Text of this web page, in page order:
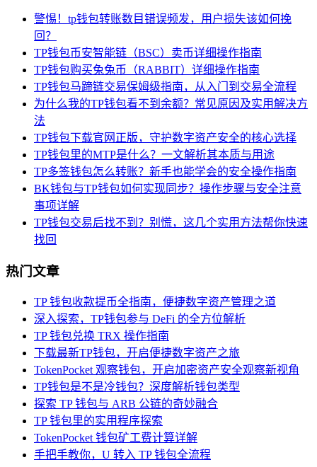
警惕！tp钱包转账数目错误频发，用户损失该如何挽
回？
TP钱包币安智能链（BSC）卖币详细操作指南
TP钱包购买兔兔币（RABBIT）详细操作指南
TP钱包马蹄链交易保姆级指南，从入门到交易全流程
为什么我的TP钱包看不到余额？常见原因及实用解决方
法
TP钱包下载官网正版，守护数字资产安全的核心选择
TP钱包里的MTP是什么？一文解析其本质与用途
TP多签钱包怎么转账？新手也能学会的安全操作指南
BK钱包与TP钱包如何实现同步？操作步骤与安全注意
事项详解
TP钱包交易后找不到？别慌，这几个实用方法帮你快速
找回
热门文章
TP 钱包收款提币全指南，便捷数字资产管理之道
深入探索，TP钱包参与 DeFi 的全方位解析
TP 钱包兑换 TRX 操作指南
下载最新TP钱包，开启便捷数字资产之旅
TokenPocket 观察钱包，开启加密资产安全观察新视角
TP钱包是不是冷钱包？深度解析钱包类型
探索 TP 钱包与 ARB 公链的奇妙融合
TP 钱包里的实用程序探索
TokenPocket 钱包矿工费计算详解
手把手教你，U 转入 TP 钱包全流程